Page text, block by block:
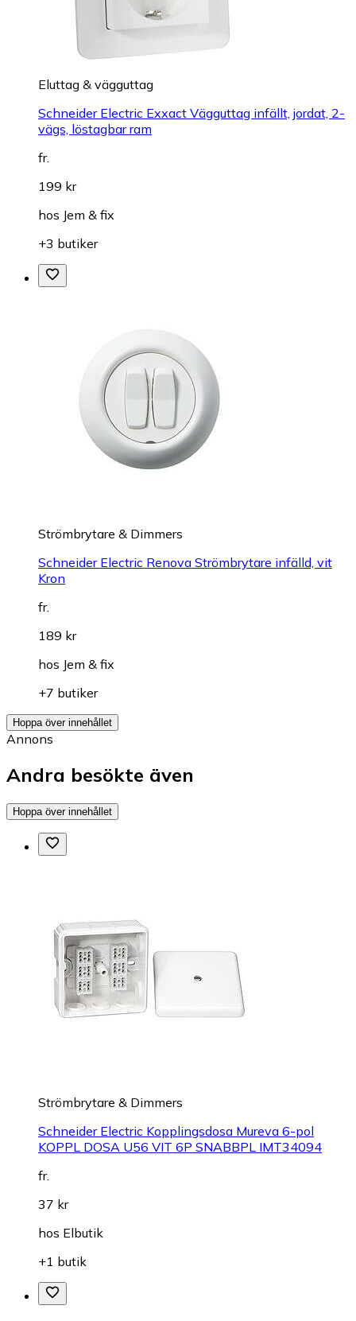
Eluttag & vägguttag
Schneider Electric Exxact Vägguttag infällt, jordat, 2-
vägs, löstagbar ram
fr.
199 kr
hos Jem & fix
+3 butiker
Strömbrytare & Dimmers
Schneider Electric Renova Strömbrytare infälld, vit
Kron
fr.
189 kr
hos Jem & fix
+7 butiker
Hoppa över innehållet
Annons
Andra besökte även
Hoppa över innehållet
Strömbrytare & Dimmers
Schneider Electric Kopplingsdosa Mureva 6-pol
KOPPL DOSA U56 VIT 6P SNABBPL IMT34094
fr.
37 kr
hos Elbutik
+1 butik